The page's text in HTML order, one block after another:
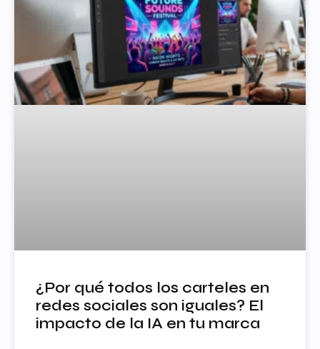
¿Por qué todos los carteles en
redes sociales son iguales? El
impacto de la IA en tu marca